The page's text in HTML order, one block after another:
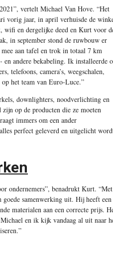
vertelt Michael Van Hove. “Het
vorig jaar, in april verhuisde de
en dergelijke deed en Kurt voor
in september stond de ruwbouw er
aan tafel en trok in totaal 7 km
andere bekabeling. Ik installeerde
telefoons, camera’s, weegschalen,
het team van Euro-Luce.”
downlighters, noodverlichting en
op de producten die ze moeten
immers om een ander
perfect geleverd en uitgelicht
ondernemers”, benadrukt Kurt. “Met
samenwerking uit. Hij heeft een
materialen aan een correcte prijs.
en ik kijk vandaag al uit naar